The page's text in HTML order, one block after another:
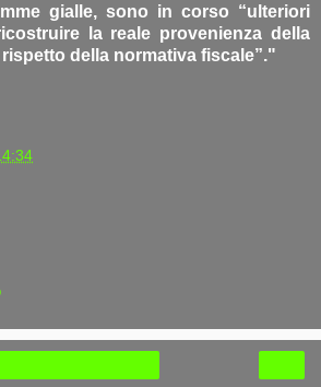
gialle, sono in corso “ulteriori
la reale provenienza della
della normativa fiscale”."